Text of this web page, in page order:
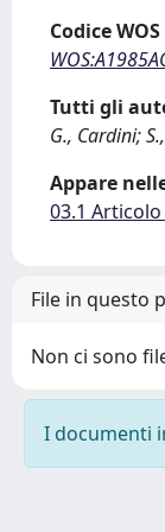
Codice
Tutti gli
G., Cardini;
Appare
03.1
File in questo
Non ci sono
I documenti